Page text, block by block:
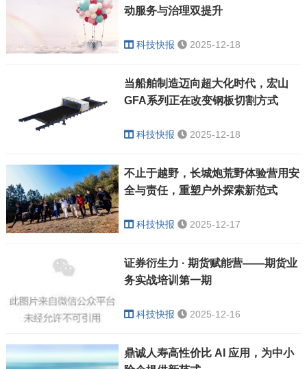
动服务与治理双提升
科技快报 2025-12-18
当船舶制造迈向超大化时代，宏山
GFA系列正在改变钢板切割方式
科技快报 2025-12-18
不止于越野，长城炮荒野体验营用安
全与责任，重塑户外探索新范式
科技快报 2025-12-17
证券衍生力 · 期货赋能营——期货业
务实战培训第一期
科技快报 2025-12-16
鼎诚人寿高性价比 AI 应用，为中小